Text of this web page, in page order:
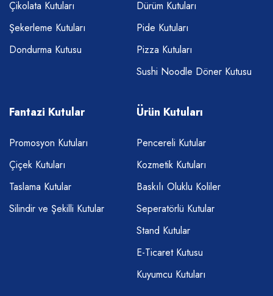
Çikolata Kutuları
Şekerleme Kutuları
Dondurma Kutusu
Dürüm Kutuları
Pide Kutuları
Pizza Kutuları
Sushi Noodle Döner Kutusu
Fantazi Kutular
Promosyon Kutuları
Çiçek Kutuları
Taslama Kutular
Silindir ve Şekilli Kutular
Ürün Kutuları
Pencereli Kutular
Kozmetik Kutuları
Baskılı Oluklu Koliler
Seperatörlü Kutular
Stand Kutular
E-Ticaret Kutusu
Kuyumcu Kutuları